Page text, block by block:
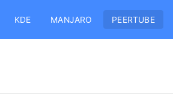
KDE MANJARO PEERTUBE